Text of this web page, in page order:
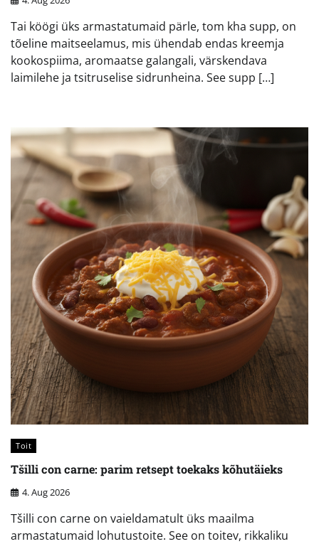
Tai köögi üks armastatumaid pärle, tom kha supp, on
tõeline maitseelamus, mis ühendab endas kreemja
kookospiima, aromaatse galangali, värskendava
laimilehe ja tsitruselise sidrunheina. See supp […]
Toit
Tšilli con carne: parim retsept toekaks kõhutäieks
4. Aug 2026
Tšilli con carne on vaieldamatult üks maailma
armastatumaid lohutustoite. See on toitev, rikkaliku